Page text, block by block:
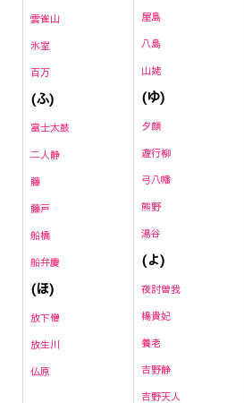
雲雀山
氷室
百万
(ふ)
富士太鼓
二人静
藤
藤戸
船橋
船弁慶
(ほ)
放下僧
放生川
仏原
屋島
八島
山姥
(ゆ)
夕顔
遊行柳
弓八幡
熊野
湯谷
(よ)
夜討曽我
楊貴妃
養老
吉野静
吉野天人